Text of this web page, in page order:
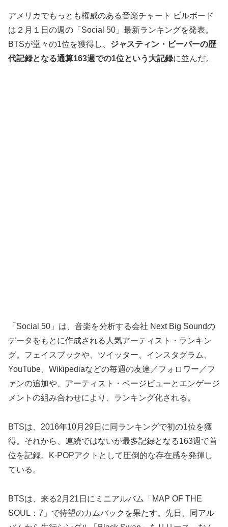
アメリカでもっとも権威のある音楽チャート ビルボード
は２月１日の週の「Social 50」最新ランキングを発表。
BTSが堂々の1位を獲得し、 ジャスティン・ビーバーの歴
代記録となる通算163週での1位という大記録に並んだ。
「Social 50」は、音楽を分析する会社 Next Big Soundの
データをもとに作成される人気アーティスト・ランキン
グ。フェイスブックや、ツイッター、インスタグラム、
YouTube、Wikipediaなどの毎週の友達／フォロワー／フ
ァンの追加や、アーティスト・ページビューとエンゲージ
メントの組み合わせにより、ランキング化される。
BTSは、2016年10月29日に同ランキングで初の1位を獲
得。それから、連続ではないが最多記録となる163週で首
位を記録。K-POPアクトとして圧倒的な存在感を発揮し
ている。
BTSは、来る2月21日にミニアルバム「MAP OF THE
SOUL：7」で待望のカムバックを果たす。先日、同アル